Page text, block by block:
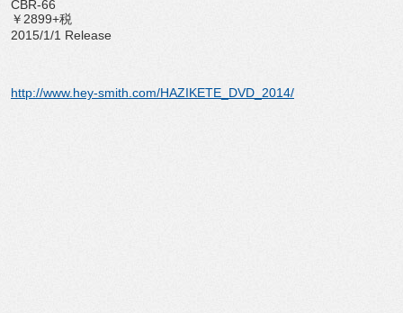
CBR-66
￥2899+税
2015/1/1 Release
http://www.hey-smith.com/HAZIKETE_DVD_2014/